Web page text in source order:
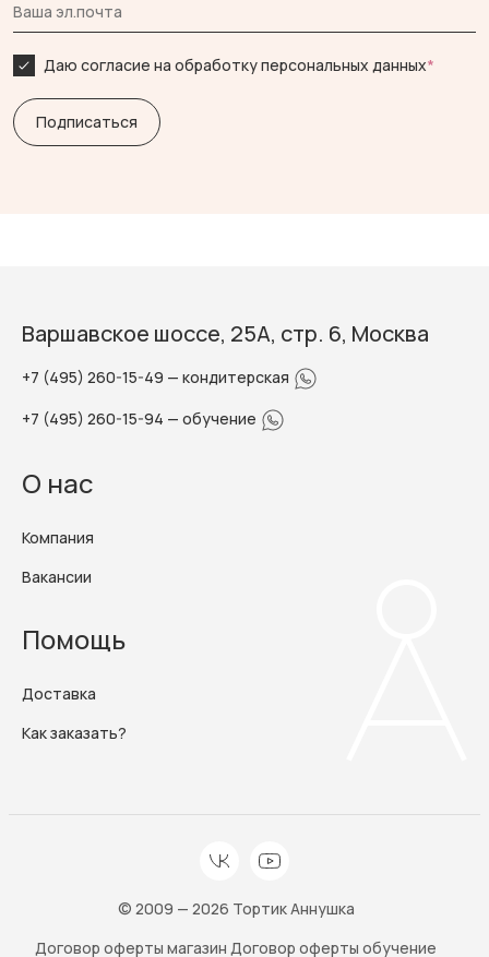
Даю согласие на обработку персональных данных*
Варшавское шоссе, 25А, стр. 6, Москва
+7 (495) 260-15-49 — кондитерская
+7 (495) 260-15-94 — обучение
О нас
Компания
Вакансии
Помощь
Доставка
Как заказать?
© 2009 — 2026 Тортик Аннушка
Договор оферты магазин Договор оферты обучение